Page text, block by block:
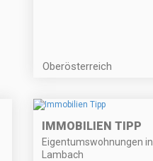
Oberösterreich
IMMOBILIEN TIPP
Eigentumswohnungen in
Lambach